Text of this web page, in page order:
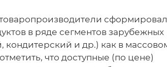
в ряде сегментов зарубежных
и др.) как в
что доступные (по цене)